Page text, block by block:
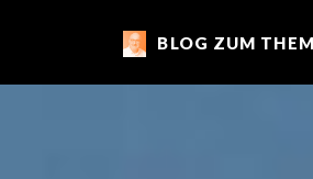
mBLOG ZUM